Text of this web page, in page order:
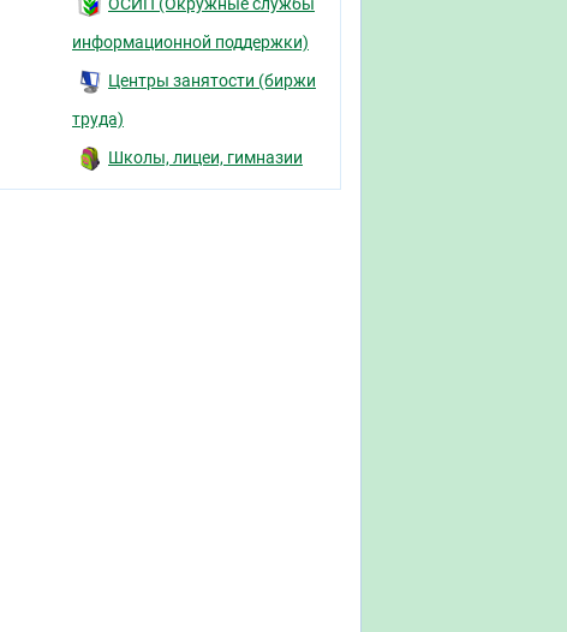
информационной поддержки)
Центры занятости (биржи
труда)
Школы, лицеи, гимназии